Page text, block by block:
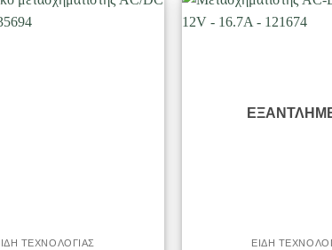
ΤΕΧΝΟΛΟΓΙΑΣ ΕΙΔΗ